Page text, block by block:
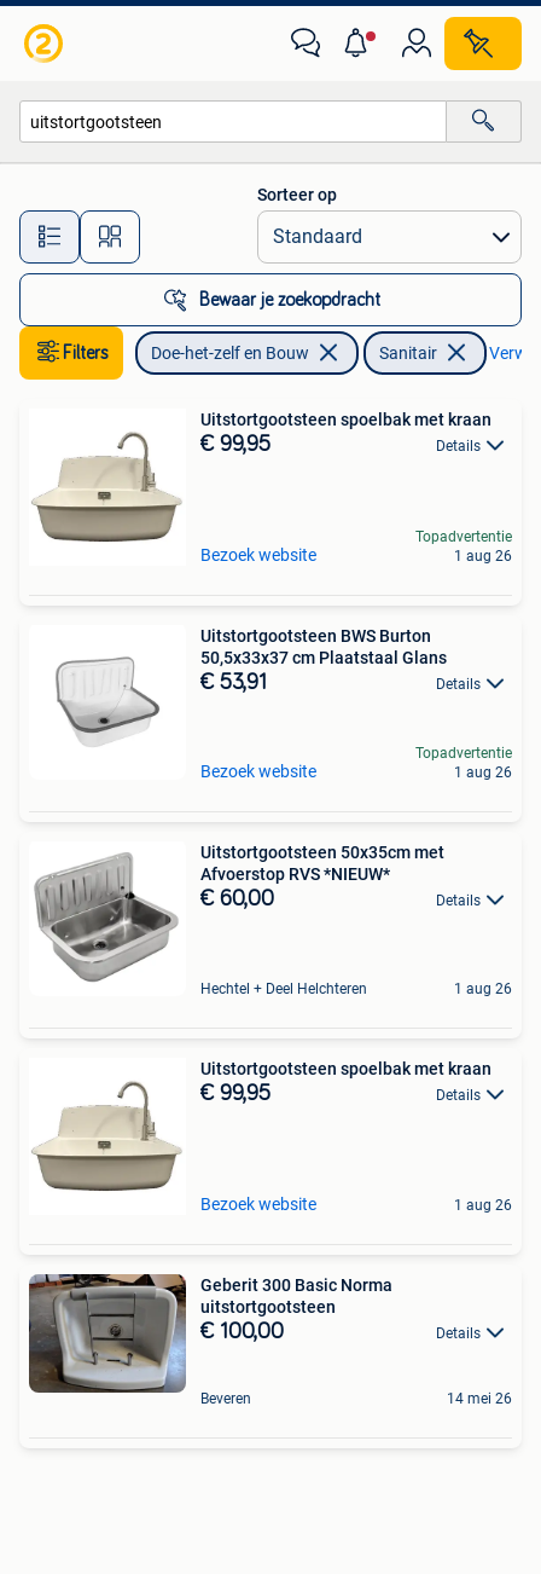
Alle afstanden…
Sorteer op
Bewaar je zoekopdracht
Filters Doe-het-zelf en Bouw Sanitair
Uitstortgootsteen spoelbak met kraan
€ 99,95 Details
Bezoek website
Topadvertentie
1 aug 26
Uitstortgootsteen BWS Burton
50,5x33x37 cm Plaatstaal Glans
€ 53,91 Details
Bezoek website
Topadvertentie
1 aug 26
Uitstortgootsteen 50x35cm met
Afvoerstop RVS *NIEUW*
€ 60,00 Details
Hechtel + Deel Helchteren 1 aug 26
Uitstortgootsteen spoelbak met kraan
€ 99,95 Details
Bezoek website 1 aug 26
Geberit 300 Basic Norma
uitstortgootsteen
€ 100,00 Details
Beveren 14 mei 26